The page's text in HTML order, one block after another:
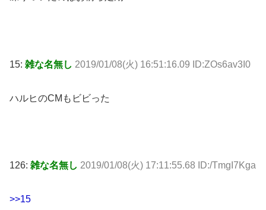
15: 雑な名無し 2019/01/08(火) 16:51:16.09 ID:ZOs6av3I0
ハルヒのCMもビビった
126: 雑な名無し 2019/01/08(火) 17:11:55.68 ID:/TmgI7Kga
>>15